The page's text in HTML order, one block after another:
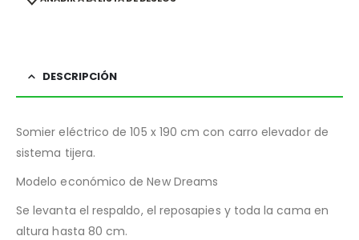
DESCRIPCIÓN
Somier eléctrico de 105 x 190 cm con carro elevador de
sistema tijera.
Modelo económico de New Dreams
Se levanta el respaldo, el reposapies y toda la cama en
altura hasta 80 cm.